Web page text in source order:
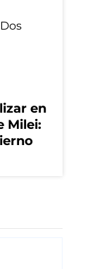
en
Milei: